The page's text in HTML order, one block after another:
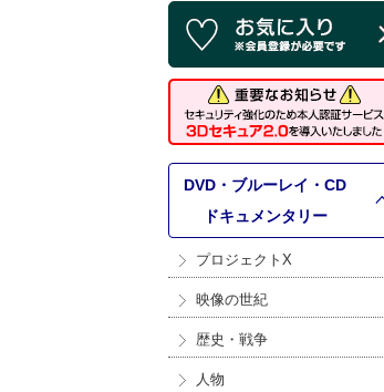
DVD・ブルーレイ・CD
ドキュメンタリー
プロジェクトX
映像の世紀
歴史・戦争
人物